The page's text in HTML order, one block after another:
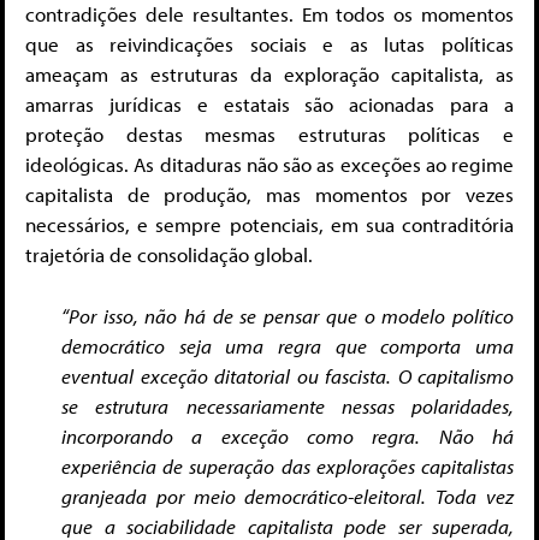
contradições dele resultantes. Em todos os momentos
que as reivindicações sociais e as lutas políticas
ameaçam as estruturas da exploração capitalista, as
amarras jurídicas e estatais são acionadas para a
proteção destas mesmas estruturas políticas e
ideológicas. As ditaduras não são as exceções ao regime
capitalista de produção, mas momentos por vezes
necessários, e sempre potenciais, em sua contraditória
trajetória de consolidação global.
“Por isso, não há de se pensar que o modelo político
democrático seja uma regra que comporta uma
eventual exceção ditatorial ou fascista. O capitalismo
se estrutura necessariamente nessas polaridades,
incorporando a exceção como regra. Não há
experiência de superação das explorações capitalistas
granjeada por meio democrático-eleitoral. Toda vez
que a sociabilidade capitalista pode ser superada,